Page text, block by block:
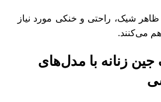
ظاهر شیک، راحتی و خنکی مورد نیاز
می‌کنند.
زنانه با مدل‌های